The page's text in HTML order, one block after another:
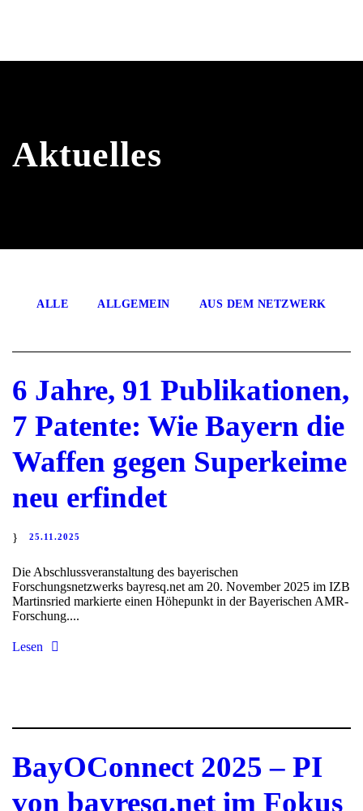
Aktuelles
ALLE ALLGEMEIN AUS DEM NETZWERK
6 Jahre, 91 Publikationen,
7 Patente: Wie Bayern die
Waffen gegen Superkeime
neu erfindet
25.11.2025
Die Abschlussveranstaltung des bayerischen
Forschungsnetzwerks bayresq.net am 20. November 2025 im IZB
Martinsried markierte einen Höhepunkt in der Bayerischen AMR-
Forschung....
Lesen
BayOConnect 2025 – PI
von bayresq.net im Fokus